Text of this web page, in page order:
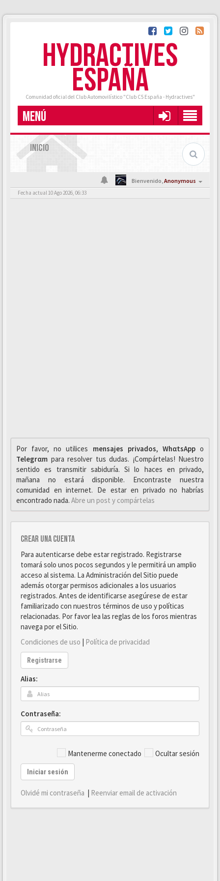
HYDRACTIVES
ESPAÑA
Comunidad oficial del Club Automovilístico "Club C5 España - Hydractives"
MENÚ
INICIO
Bienvenido,Anonymous
Fecha actual 10 Ago 2026, 06:33
Por favor, no utilices mensajes privados, WhαtsAppo
Telegrαm para resolver tus dudas. ¡Compártelas! Nuestro
sentido es transmitir sabiduría. Si lo haces en privado,
mañana no estará disponible. Encontraste nuestra
comunidad en internet. De estar en privado no habrías
encontrado nada. Abre un post y compártelas
Crear una cuenta
Para autenticarse debe estar registrado. Registrarse
tomará solo unos pocos segundos y le permitirá un amplio
acceso al sistema. La Administración del Sitio puede
además otorgar permisos adicionales a los usuarios
registrados. Antes de identificarse asegúrese de estar
familiarizado con nuestros términos de uso y políticas
relacionadas. Por favor lea las reglas de los foros mientras
navega por el Sitio.
Condiciones de uso | Política de privacidad
Registrarse
Alias:
Contraseña:
Mantenerme conectado Ocultar sesión
Iniciar sesión
Olvidé mi contraseña | Reenviar email de activación